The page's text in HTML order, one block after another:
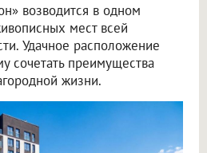
возводится в одном
мест всей
Удачное расположение
сочетать преимущества
жизни.